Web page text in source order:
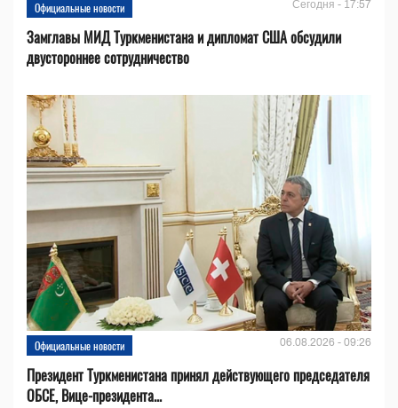
Официальные новости Сегодня - 17:57
Замглавы МИД Туркменистана и дипломат США обсудили
двустороннее сотрудничество
Официальные новости 06.08.2026 - 09:26
Президент Туркменистана принял действующего председателя
ОБСЕ, Вице-президента...